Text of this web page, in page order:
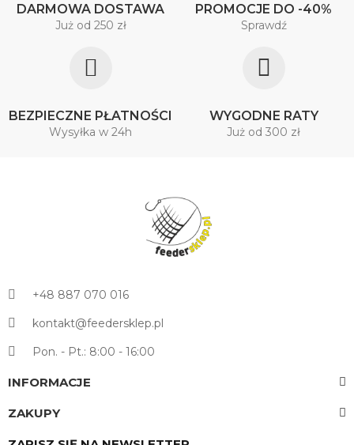
DARMOWA DOSTAWA
Już od 250 zł
PROMOCJE DO -40%
Sprawdź
BEZPIECZNE PŁATNOŚCI
Wysyłka w 24h
WYGODNE RATY
Już od 300 zł
+48 887 070 016
kontakt@feedersklep.pl
Pon. - Pt.: 8:00 - 16:00
INFORMACJE
ZAKUPY